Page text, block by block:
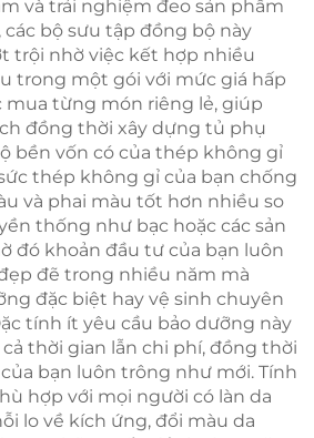
và trải nghiệm đeo sản phẩm
các bộ sưu tập đồng bộ này
trội nhờ việc kết hợp nhiều
trong một gói với mức giá hấp
mua từng món riêng lẻ, giúp
đồng thời xây dựng tủ phụ
bền vốn có của thép không gỉ
thép không gỉ của bạn chống
và phai màu tốt hơn nhiều so
thống như bạc hoặc các sản
đó khoản đầu tư của bạn luôn
đẽ trong nhiều năm mà
đặc biệt hay vệ sinh chuyên
tính ít yêu cầu bảo dưỡng này
thời gian lẫn chi phí, đồng thời
bạn luôn trông như mới. Tính
hợp với mọi người có làn da
lo về kích ứng, đổi màu da